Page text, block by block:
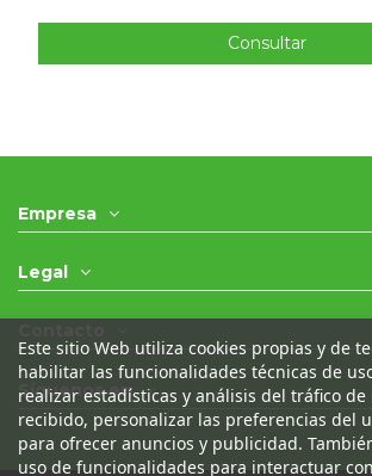
Consultar
Empresa
Legal
Este sitio Web utiliza cookies propias y de
habilitar las funcionalidades técnicas de
realizar estadísticas y análisis del tráfico de
recibido, personalizar las preferencias del
para ofrecer anuncios y publicidad.
uso de funcionalidades para interactuar
Síguenos en